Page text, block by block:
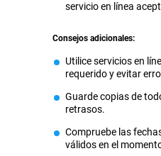
servicio en línea
Consejos adicionales:
Utilice servicios en
requerido y evitar
Guarde copias de
retrasos.
Compruebe las
válidos en el